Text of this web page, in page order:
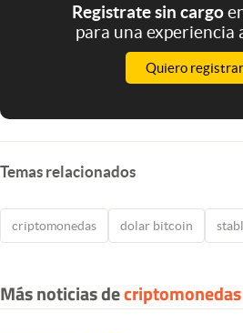
Registrate sin cargo
para una experiencia
Quiero
Temas relacionados
criptomonedas dolar bitcoin
Más noticias decriptomonedas